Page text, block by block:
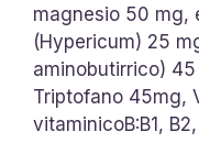
magnesio 50 mg,
(Hypericum) 25
aminobutirrico)
Triptofano 45mg,
vitaminicoB:B1,